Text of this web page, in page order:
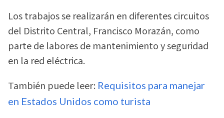
Los trabajos se realizarán en diferentes circuitos
del Distrito Central, Francisco Morazán, como
parte de labores de mantenimiento y seguridad
en la red eléctrica.
También puede leer: Requisitos para manejar
en Estados Unidos como turista